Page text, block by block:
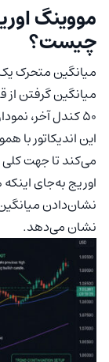
چیست؟
میانگین متحرک یک
50 کندل آخر،
این اندیکاتور با
می‌کند تا جهت کلی
اوریج به‌جای
نشان‌دادن
نشان می‌دهد.